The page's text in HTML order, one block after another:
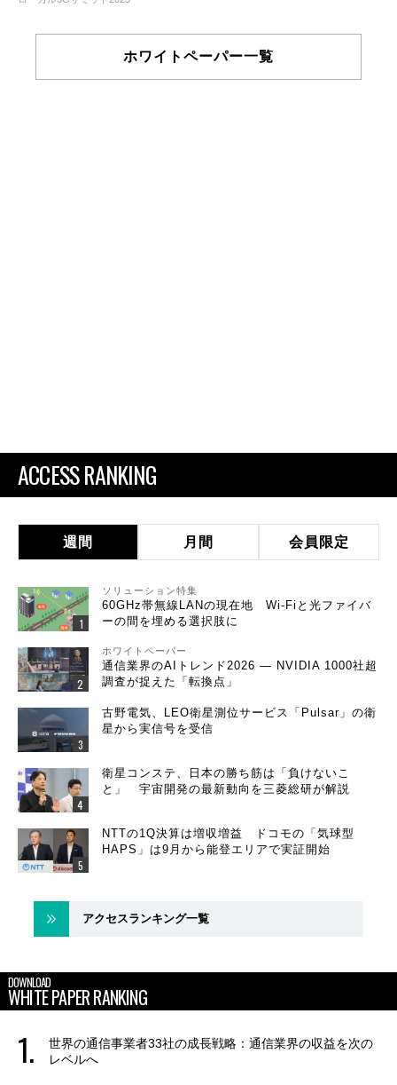
ホワイトペーパー一覧
ACCESS RANKING
週間 月間 会員限定
ソリューション特集
60GHz帯無線LANの現在地 Wi-Fiと光ファイバ
ーの間を埋める選択肢に
ホワイトペーパー
通信業界のAIトレンド2026 ― NVIDIA 1000社超
調査が捉えた「転換点」
古野電気、LEO衛星測位サービス「Pulsar」の衛
星から実信号を受信
衛星コンステ、日本の勝ち筋は「負けないこ
と」 宇宙開発の最新動向を三菱総研が解説
NTTの1Q決算は増収増益 ドコモの「気球型
HAPS」は9月から能登エリアで実証開始
アクセスランキング一覧
DOWNLOAD
WHITE PAPER RANKING
世界の通信事業者33社の成長戦略：通信業界の収益を次の
レベルへ